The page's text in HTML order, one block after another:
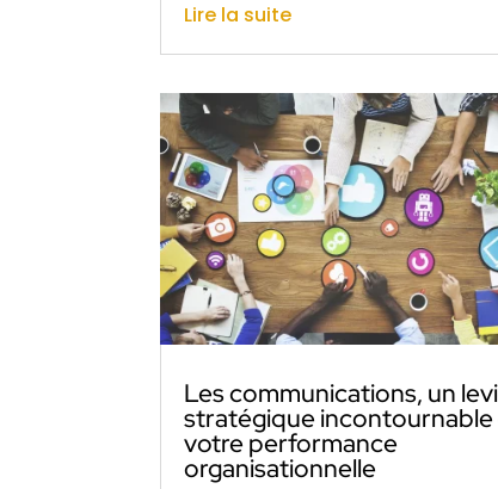
Lire la suite
Les communications, un
stratégique incontournable
votre performance
organisationnelle